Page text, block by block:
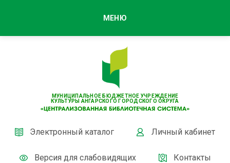
МУНИЦИПАЛЬНОЕ БЮДЖЕТНОЕ УЧРЕЖДЕНИЕ
КУЛЬТУРЫ АНГАРСКОГО ГОРОДСКОГО ОКРУГА
Электронный каталог Личный кабинет
Версия для слабовидящих Контакты
МЕНЮ